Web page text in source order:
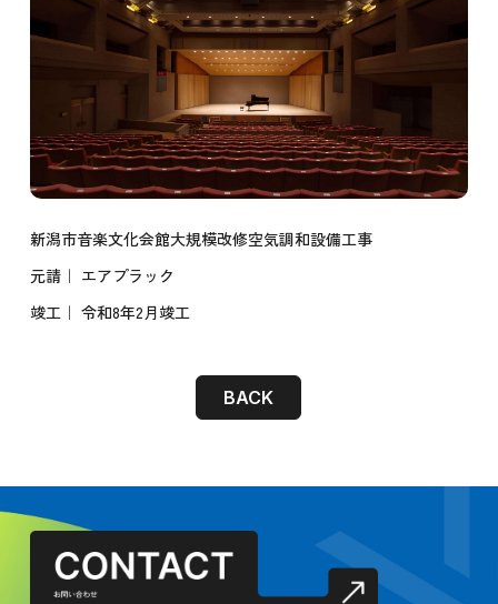
新潟市音楽文化会館大規模改修空気調和設備工事
元請｜ エアプラック
竣工｜ 令和8年2月竣工
BACK